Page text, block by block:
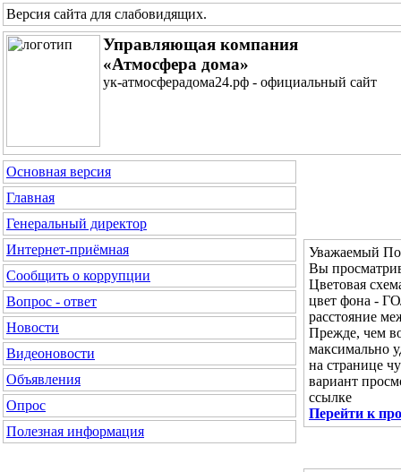
Версия сайта для слабовидящих.
Управляющая компания
«Атмосфера дома»
ук-атмосферадома24.рф - официальный сайт
Основная версия
Главная
Генеральный директор
Интернет-приёмная
Сообщить о коррупции
Вопрос - ответ
Новости
Видеоновости
Объявления
Опрос
Полезная информация
Уважаемый
Вы
Цветовая
цвет фона -
расстояние
Прежде, чем
максимально
на странице
вариант
ссылке
Перейти к